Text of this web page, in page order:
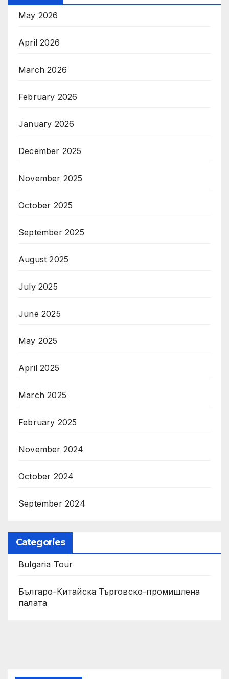
May 2026
April 2026
March 2026
February 2026
January 2026
December 2025
November 2025
October 2025
September 2025
August 2025
July 2025
June 2025
May 2025
April 2025
March 2025
February 2025
November 2024
October 2024
September 2024
Categories
Bulgaria Tour
Българо-Китайска Търговско-промишлена
палaта